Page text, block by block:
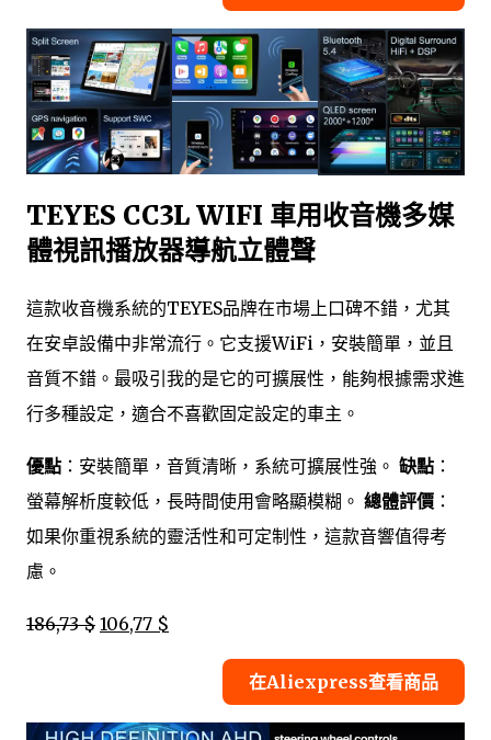
TEYES CC3L WIFI 車用收音機多媒
體視訊播放器導航立體聲
這款收音機系統的TEYES品牌在市場上口碑不錯，尤其
在安卓設備中非常流行。它支援WiFi，安裝簡單，並且
音質不錯。最吸引我的是它的可擴展性，能夠根據需求進
行多種設定，適合不喜歡固定設定的車主。
優點 ：安裝簡單，音質清晰，系統可擴展性強。 缺點 ：
螢幕解析度較低，長時間使用會略顯模糊。 總體評價 ：
如果你重視系統的靈活性和可定制性，這款音響值得考
慮。
186,73 $ 106,77 $
在Aliexpress查看商品